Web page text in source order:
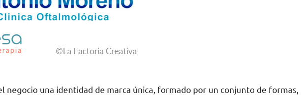
una identidad de marca única, formado por un conjunto de formas,